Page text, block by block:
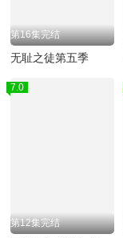
第16集完结
无耻之徒第五季
7.0
第12集完结